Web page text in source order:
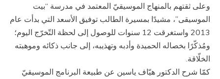
وعلى ثقتهم بالمنهاج الموسيقيّ المعتمد في مدرسة “بيت
الموسيقى”، مشيدًا بمسيرة الطالب توفيق الأسعد التي بدأت عام
2013 واستغرقت 12 سنوات للوصول إلى لحظة التّخرّج اليوم؛
ومُذكّرًا بخصاله الحميدة وأدبه وتهذيبه، إلى جانب ذكائه وموهبته
الخلّاقة.
كمّا شرح الدكتور هيّاف ياسين عن طبيعة البرنامج الموسيقيّ